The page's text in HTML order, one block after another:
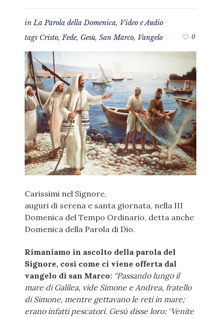
inLa Parola della Domenica, Video e Audio
tags Cristo,Fede, Gesù, San Marco, Vangelo 0
Carissimi nel Signore,
auguri di serena e santa giornata, nella III
Domenica del Tempo Ordinario, detta anche
Domenica della Parola di Dio.
Rimaniamo in ascolto della parola del
Signore, così come ci viene offerta dal
vangelo di san Marco: “Passando lungo il
mare di Galilea, vide Simone e Andrea, fratello
di Simone, mentre gettavano le reti in mare;
erano infatti pescatori. Gesù disse loro: ‘Venite